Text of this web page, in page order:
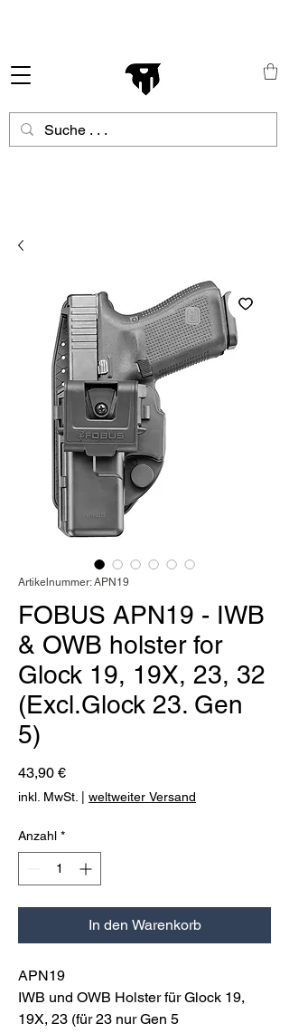
Artikelnummer: APN19
FOBUS APN19 - IWB
& OWB holster for
Glock 19, 19X, 23, 32
(Excl.Glock 23. Gen
5)
43,90 €Preis
inkl. MwSt. weltweiter Versand
Anzahl *
In den Warenkorb
APN19
IWB und OWB Holster für Glock 19,
19X, 23 (für 23 nur Gen 5